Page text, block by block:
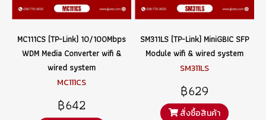
MC111CS (TP-Link) 10/100Mbps
WDM Media Converter wifi &
wired system
MC111CS
฿642
SM311LS (TP-Link) MiniGBIC SFP
Module wifi & wired system
SM311LS
฿629
สั่งซื้อสินค้า